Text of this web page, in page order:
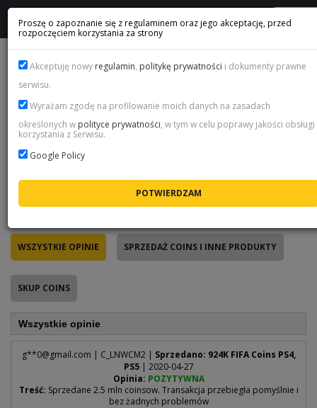
FIFA COINS OPINIE KLIENTÓW
Prawdziwe opinie - tylko po zakupie
Każdą opinię na tej stronie wystawił klient po
zrealizowanym zamówieniu - przez jednorazowy link, który
zewnątrz, dlatego poniżej czytasz prawdziwe
doświadczenia z naszym sklepem, a nie marketing.
WSZYSTKIE OPINIE SPRZEDAŻ COINS I INNE PRODUKTY
SKUP COINS
Wszystkie opinie
g**0@gmail.com | C_LNWCM2 | Sprzedano: 924K FIFA Coins PS4,
PS5 | 2020-04-27
Opinia: POZYTYWNA
Treść: Sprzedane 2.5 mln coinsow. Transakcja przebiegła pomyślnie i
bez żadnych problemów
Proszę o zapoznanie się z regulaminem oraz jego akceptację, przed
rozpoczęciem korzystania za strony
Akceptuję nowy regulamin, politykę prywatności i dokumenty prawne
serwisu.
Wyrażam zgodę na profilowanie moich danych na zasadach
określonych w polityce prywatności, w tym w celu poprawy jakości obsługi
korzystania z Serwisu.
Google Policy